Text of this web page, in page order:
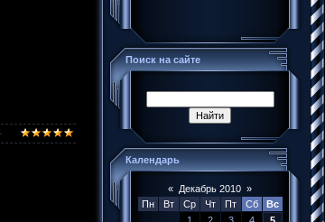
Поиск на сайте
Календарь
« Декабрь 2010 »
Пн
Вт Ср Чт Пт Сб
Вс